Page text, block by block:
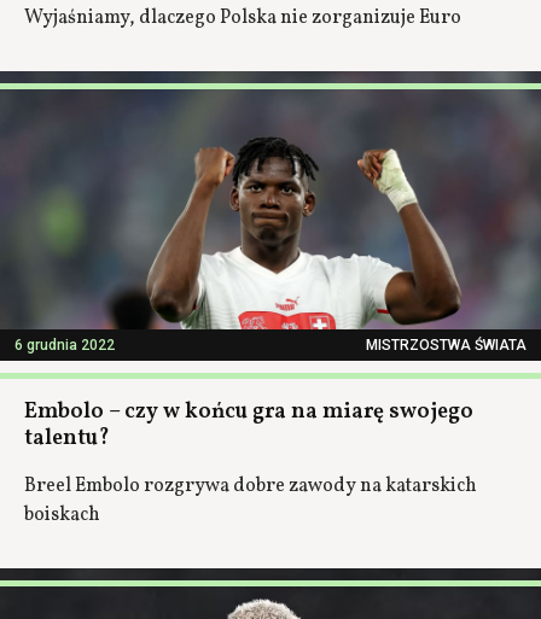
Wyjaśniamy, dlaczego Polska nie zorganizuje Euro
6 grudnia 2022 MISTRZOSTWA ŚWIATA
Embolo – czy w końcu gra na miarę swojego
talentu?
Breel Embolo rozgrywa dobre zawody na katarskich
boiskach